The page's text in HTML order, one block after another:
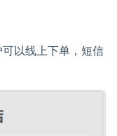
以线上下单，短信